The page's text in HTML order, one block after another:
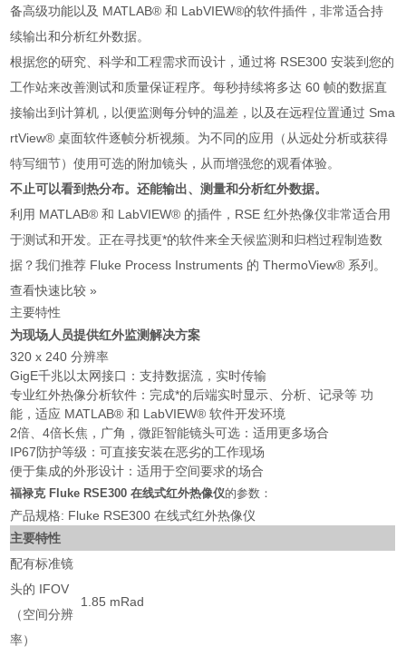
备高级功能以及 MATLAB® 和 LabVIEW®的软件插件，非常适合持
续输出和分析红外数据。
根据您的研究、科学和工程需求而设计，通过将 RSE300 安装到您的
工作站来改善测试和质量保证程序。每秒持续将多达 60 帧的数据直
接输出到计算机，以便监测每分钟的温差，以及在远程位置通过 Sma
rtView® 桌面软件逐帧分析视频。为不同的应用（从远处分析或获得
特写细节）使用可选的附加镜头，从而增强您的观看体验。
不止可以看到热分布。还能输出、测量和分析红外数据。
利用 MATLAB® 和 LabVIEW® 的插件，RSE 红外热像仪非常适合用
于测试和开发。正在寻找更*的软件来全天候监测和归档过程制造数
据？我们推荐 Fluke Process Instruments 的 ThermoView® 系列。
查看快速比较 »
主要特性
为现场人员提供红外监测解决方案
320 x 240 分辨率
GigE千兆以太网接口：支持数据流，实时传输
专业红外热像分析软件：完成*的后端实时显示、分析、记录等 功
能，适应 MATLAB® 和 LabVIEW® 软件开发环境
2倍、4倍长焦，广角，微距智能镜头可选：适用更多场合
IP67防护等级：可直接安装在恶劣的工作现场
便于集成的外形设计：适用于空间要求的场合
福禄克 Fluke RSE300 在线式红外热像仪的参数：
产品规格: Fluke RSE300 在线式红外热像仪
主要特性
配有标准镜
头的 IFOV
（空间分辨
率）
1.85 mRad